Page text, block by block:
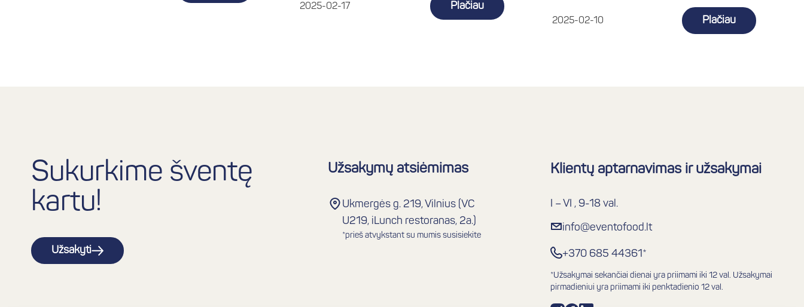
2025-02-17 Plačiau
2025-02-10 Plačiau
Sukurkime šventę
kartu!
Užsakyti
Užsakymų atsiėmimas
Ukmergės g. 219, Vilnius (VC
U219, iLunch restoranas, 2a.)
*prieš atvykstant su mumis susisiekite
Klientų aptarnavimas ir užsakymai
I – VI , 9-18 val.
info@eventofood.lt
+370 685 44361*
*Užsakymai sekančiai dienai yra priimami iki 12 val. Užsakymai
pirmadieniui yra priimami iki penktadienio 12 val.